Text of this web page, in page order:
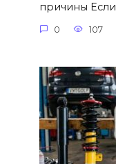
причины Если
0 107